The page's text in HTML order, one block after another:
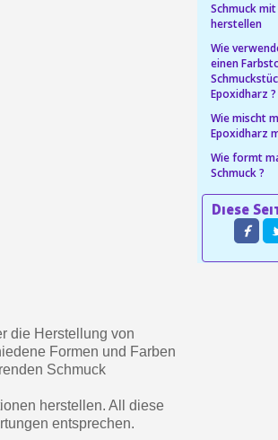
Angebot in weniger als 1 Minute
und erhalten Sie
mit jeder Bestellung Treuepunkte
von Produkten innerhalb von 14 Tagen
von 5€ auf die erste Bestellung
für jede Weiterempfehlung
ab einem Einkaufswert von
die Herstellung von
Formen und Farben
Schmuck
herstellen. All diese
entsprechen.
Schmuck
herstellen
Wie
einen
Epoxidharz ?
Wie mischt
Epoxidharz
Wie formt
Schmuck ?